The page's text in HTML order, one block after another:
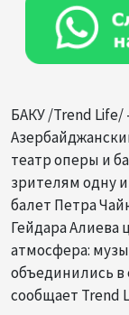
БАКУ /Trend Life/
театр оперы и
зрителям одну
балет Петра
Гейдара Алиева
атмосфера:
объединились
сообщает Trend